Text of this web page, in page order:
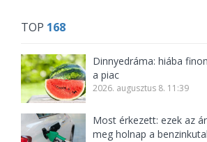
TOP 168
Dinnyedráma: hiába
a piac
2026. augusztus 8. 11:39
Most érkezett: ezek az
meg holnap a